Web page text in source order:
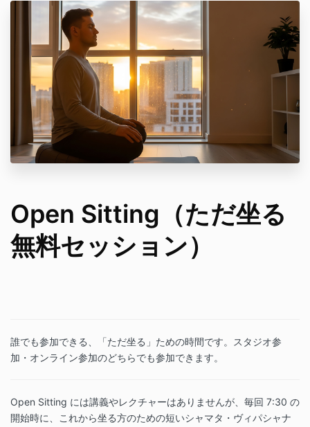
Open Sitting（ただ坐る
無料セッション）
誰でも参加できる、「ただ坐る」ための時間です。スタジオ参
加・オンライン参加のどちらでも参加できます。
Open Sitting には講義やレクチャーはありませんが、毎回 7:30 の
開始時に、これから坐る方のための短いシャマタ・ヴィパシャナ